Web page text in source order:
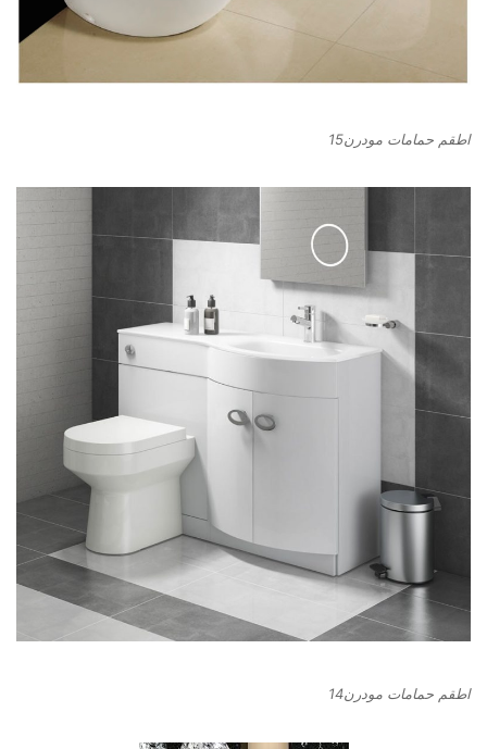
اطقم حمامات مودرن15
اطقم حمامات مودرن14